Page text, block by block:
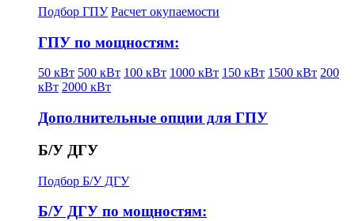
Подбор ГПУ Расчет окупаемости
ГПУ по мощностям:
50 кВт 500 кВт 100 кВт 1000 кВт 150 кВт 1500 кВт 200
кВт 2000 кВт
Дополнительные опции для ГПУ
Б/У ДГУ
Подбор Б/У ДГУ
Б/У ДГУ по мощностям: